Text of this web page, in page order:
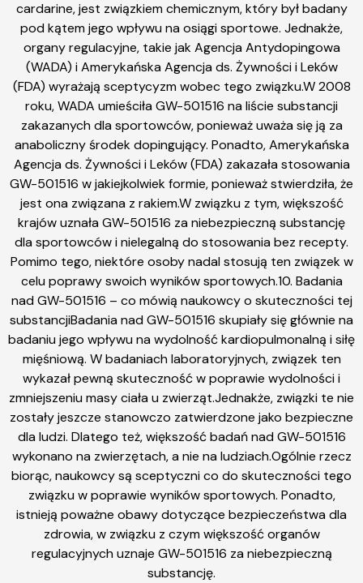
cardarine, jest związkiem chemicznym, który był badany
pod kątem jego wpływu na osiągi sportowe. Jednakże,
organy regulacyjne, takie jak Agencja Antydopingowa
(WADA) i Amerykańska Agencja ds. Żywności i Leków
(FDA) wyrażają sceptycyzm wobec tego związku.W 2008
roku, WADA umieściła GW-501516 na liście substancji
zakazanych dla sportowców, ponieważ uważa się ją za
anaboliczny środek dopingujący. Ponadto, Amerykańska
Agencja ds. Żywności i Leków (FDA) zakazała stosowania
GW-501516 w jakiejkolwiek formie, ponieważ stwierdziła, że
jest ona związana z rakiem.W związku z tym, większość
krajów uznała GW-501516 za niebezpieczną substancję
dla sportowców i nielegalną do stosowania bez recepty.
Pomimo tego, niektóre osoby nadal stosują ten związek w
celu poprawy swoich wyników sportowych.10. Badania
nad GW-501516 – co mówią naukowcy o skuteczności tej
substancjiBadania nad GW-501516 skupiały się głównie na
badaniu jego wpływu na wydolność kardiopulmonalną i siłę
mięśniową. W badaniach laboratoryjnych, związek ten
wykazał pewną skuteczność w poprawie wydolności i
zmniejszeniu masy ciała u zwierząt.Jednakże, związki te nie
zostały jeszcze stanowczo zatwierdzone jako bezpieczne
dla ludzi. Dlatego też, większość badań nad GW-501516
wykonano na zwierzętach, a nie na ludziach.Ogólnie rzecz
biorąc, naukowcy są sceptyczni co do skuteczności tego
związku w poprawie wyników sportowych. Ponadto,
istnieją poważne obawy dotyczące bezpieczeństwa dla
zdrowia, w związku z czym większość organów
regulacyjnych uznaje GW-501516 za niebezpieczną
substancję.